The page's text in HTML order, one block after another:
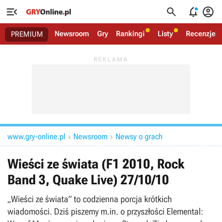
   
PREMIUM Newsroom Gry Rankingi Listy Recenzje
www.gry-online.pl  Newsroom  Newsy o grach
Wieści ze świata (F1 2010, Rock
Band 3, Quake Live) 27/10/10
„Wieści ze świata” to codzienna porcja krótkich
wiadomości. Dziś piszemy m.in. o przyszłości Elemental: